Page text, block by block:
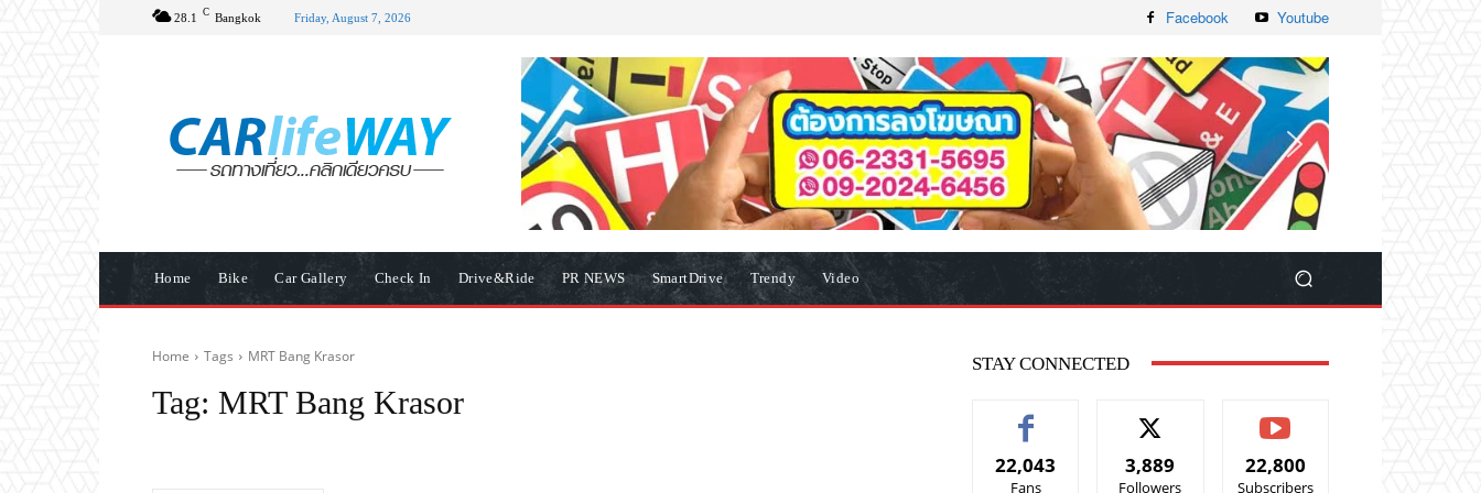
28.1 C Bangkok Friday, August 7, 2026 Facebook Youtube
Home Bike Car Gallery Check In Drive&Ride PR NEWS SmartDrive Trendy Video
Home Tags MRT Bang Krasor
Tag: MRT Bang Krasor
STAY CONNECTED
22,043
Fans
3,889
Followers
22,800
Subscribers